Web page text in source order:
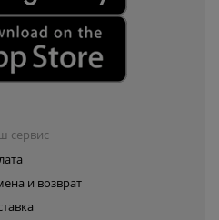
сервис
и возврат